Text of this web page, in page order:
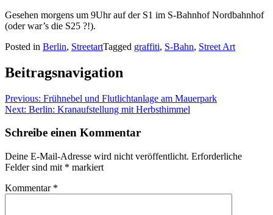
Gesehen morgens um 9Uhr auf der S1 im S-Bahnhof Nordbahnhof
(oder war’s die S25 ?!).
Posted in Berlin, StreetartTagged graffiti, S-Bahn, Street Art
Beitragsnavigation
Previous: Frühnebel und Flutlichtanlage am Mauerpark
Next: Berlin: Kranaufstellung mit Herbsthimmel
Schreibe einen Kommentar
Deine E-Mail-Adresse wird nicht veröffentlicht. Erforderliche
Felder sind mit * markiert
Kommentar *